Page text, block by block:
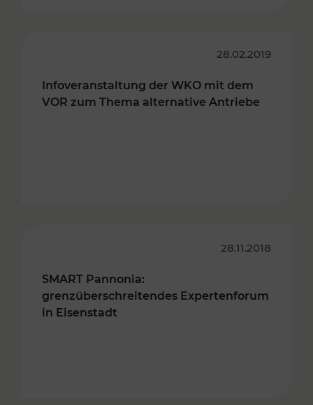
28.02.2019
Infoveranstaltung der WKO mit dem
VOR zum Thema alternative Antriebe
28.11.2018
SMART Pannonia:
grenzüberschreitendes Expertenforum
in Eisenstadt